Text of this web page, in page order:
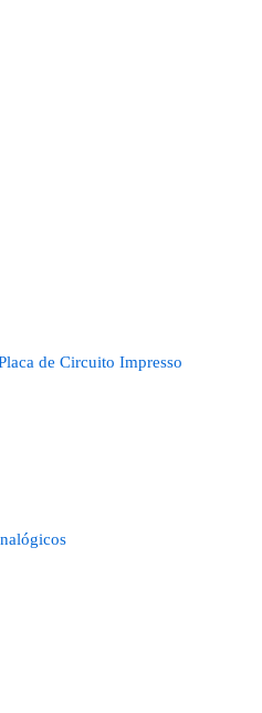
de Circuito Impresso